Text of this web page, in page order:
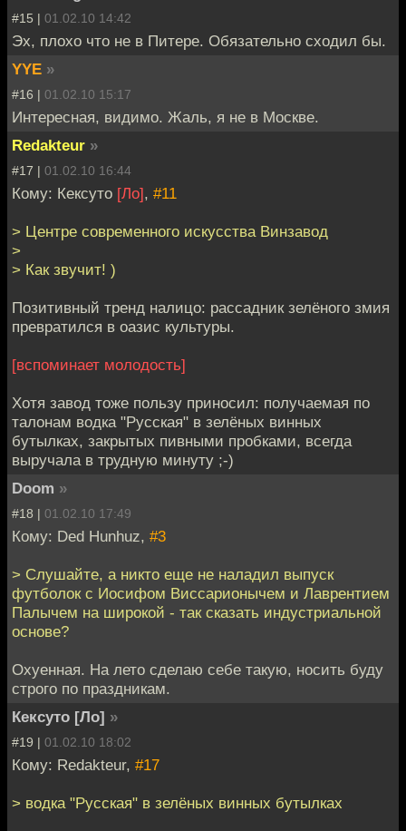
#15 | 01.02.10 14:42
Эх, плохо что не в Питере. Обязательно сходил бы.
YYE »
#16 | 01.02.10 15:17
Интересная, видимо. Жаль, я не в Москве.
Redakteur »
#17 | 01.02.10 16:44
Кому: Кексуто [Ло], #11
> Центре современного искусства Винзавод
>
> Как звучит! )
Позитивный тренд налицо: рассадник зелёного змия
превратился в оазис культуры.
[вспоминает молодость]
Хотя завод тоже пользу приносил: получаемая по
талонам водка "Русская" в зелёных винных
бутылках, закрытых пивными пробками, всегда
выручала в трудную минуту ;-)
Doom »
#18 | 01.02.10 17:49
Кому: Ded Hunhuz, #3
> Слушайте, а никто еще не наладил выпуск
футболок с Иосифом Виссарионычем и Лаврентием
Палычем на широкой - так сказать индустриальной
основе?
Охуенная. На лето сделаю себе такую, носить буду
строго по праздникам.
Кексуто [Ло] »
#19 | 01.02.10 18:02
Кому: Redakteur, #17
> водка "Русская" в зелёных винных бутылках